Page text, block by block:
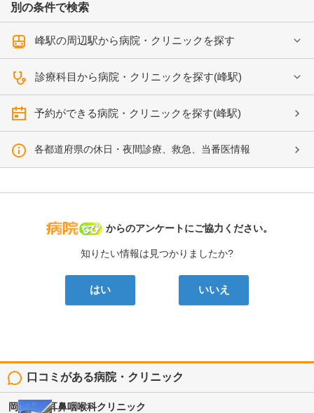
別の条件で検索
峰駅の周辺駅から病院・クリニックを探す
診療科目から病院・クリニックを探す(峰駅)
予約ができる病院・クリニックを探す(峰駅)
各都道府県の休日・夜間診療、救急、当番医情報
病院なび
からのアンケートにご協力ください。
知りたい情報は見つかりましたか?
はい いいえ
口コミがある病院・クリニック
岡田記念耳鼻咽喉科クリニック